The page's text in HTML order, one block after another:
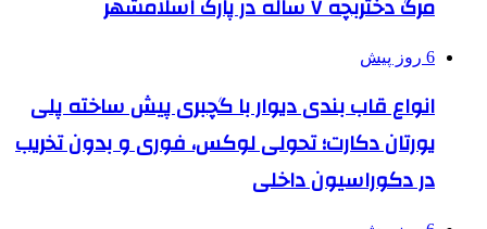
مرگ دختربچه ۷ ساله در پارک اسلامشهر
6 روز پیش
انواع قاب بندی دیوار با گچبری پیش ساخته پلی
یورتان دکارت؛ تحولی لوکس، فوری و بدون تخریب
در دکوراسیون داخلی